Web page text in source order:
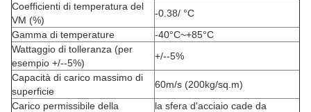
Coefficienti di temperatura del
VM (%)
-0.38/ °C
Gamma di temperature
-40°C~+85°C
Wattaggio di tolleranza (per
esempio +/--5%)
+/--5%
Capacità di carico massimo di
superficie
60m/s (200kg/sq.m)
Carico permissibile della
la sfera d'acciaio cade da